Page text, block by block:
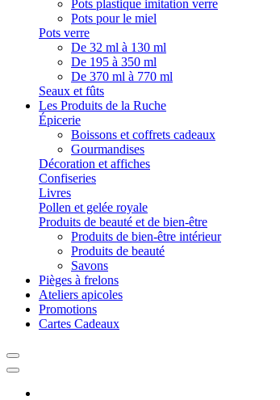
Pots plastique imitation verre
Pots pour le miel
Pots verre
De 32 ml à 130 ml
De 195 à 350 ml
De 370 ml à 770 ml
Seaux et fûts
Les Produits de la Ruche
Épicerie
Boissons et coffrets cadeaux
Gourmandises
Décoration et affiches
Confiseries
Livres
Pollen et gelée royale
Produits de beauté et de bien-être
Produits de bien-être intérieur
Produits de beauté
Savons
Pièges à frelons
Ateliers apicoles
Promotions
Cartes Cadeaux